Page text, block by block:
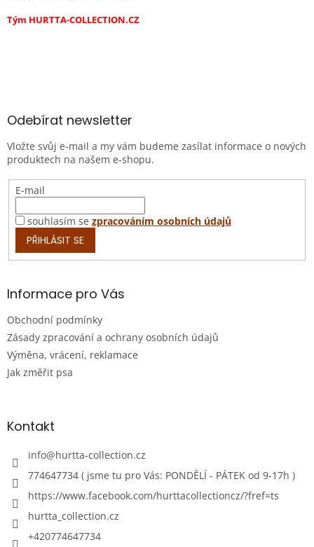
Tým HURTTA-COLLECTION.CZ
aOdebírat newsletter
Vložte svůj e-mail a my vám budeme zasílat informace o nových
produktech na našem e-shopu.
E-mail
souhlasím se zpracováním osobních údajů
PŘIHLÁSIT SE
Informace pro Vás
Obchodní podmínky
Zásady zpracování a ochrany osobních údajů
Výměna, vrácení, reklamace
Jak změřit psa
Kontakt
info@hurtta-collection.cz
774647734 ( jsme tu pro Vás: PONDĚLÍ - PÁTEK od 9-17h )
https://www.facebook.com/hurttacollectioncz/?fref=ts
hurtta_collection.cz
+420774647734